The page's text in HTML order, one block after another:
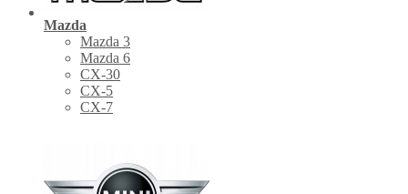
Mazda
Mazda 3
Mazda 6
CX-30
СХ-5
CX-7